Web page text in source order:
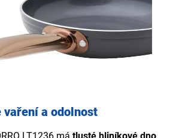
vaření a odolnost